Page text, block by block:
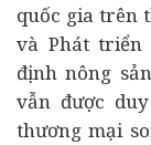
quốc gia trên
và Phát triển
định nông
vẫn được
thương mại